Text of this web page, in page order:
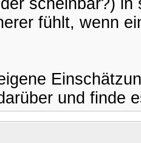
fühlt, wenn
und finde